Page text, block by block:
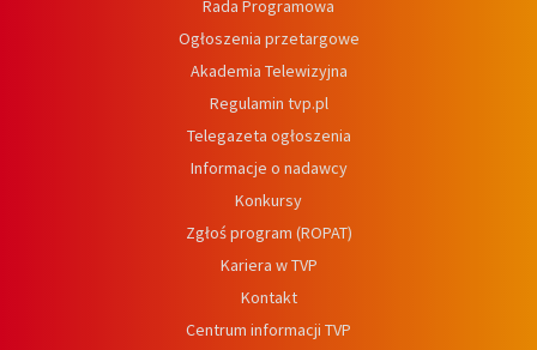
Rada Programowa
Ogłoszenia przetargowe
Akademia Telewizyjna
Regulamin tvp.pl
Telegazeta ogłoszenia
Informacje o nadawcy
Konkursy
Zgłoś program (ROPAT)
Kariera w TVP
Kontakt
Centrum informacji TVP